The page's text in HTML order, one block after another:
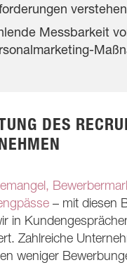
verstehen
Messbarkeit
DES
– mit diesen
in
Zahlreiche
weniger